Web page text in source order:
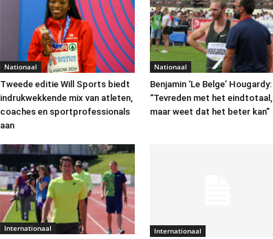
Nationaal
Tweede editie Will Sports biedt
indrukwekkende mix van atleten,
coaches en sportprofessionals
aan
Nationaal
Benjamin ‘Le Belge’ Hougardy:
“Tevreden met het eindtotaal,
maar weet dat het beter kan”
Internationaal Internationaal